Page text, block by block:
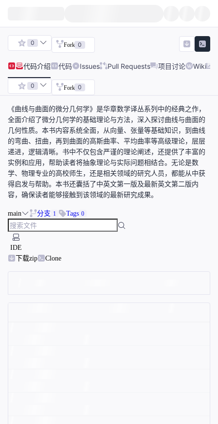
0 Fork 0
代码介绍 代码 Issues Pull Requests 项目讨论 Wiki
0 Fork 0
《曲线与曲面的微分几何学》是华章数学译丛系列中的经典之作，
全面介绍了微分几何学的基础理论与方法，深入探讨曲线与曲面的
几何性质。本书内容系统全面，从向量、张量等基础知识，到曲线
的弯曲、扭曲，再到曲面的高斯曲率、平均曲率等高级理论，层层
递进，逻辑清晰。书中不仅包含严谨的理论阐述，还提供了丰富的
实例和应用，帮助读者将抽象理论与实际问题相结合。无论是数
学、物理专业的高校师生，还是相关领域的研究人员，都能从中获
得启发与帮助。本书还囊括了中英文第一版及最新英文第二版内
容，确保读者能够接触到该领域的最新研究成果。
main 分支 1 Tags 0
IDE
下载zip
Clone